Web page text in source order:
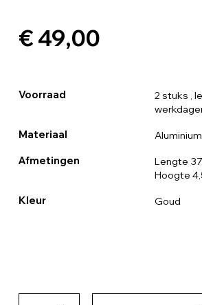
€ 49,00
Voorraad 2 stuks ,
Materiaal Aluminium
Afmetingen
Lengte
Hoogte
Kleur Goud